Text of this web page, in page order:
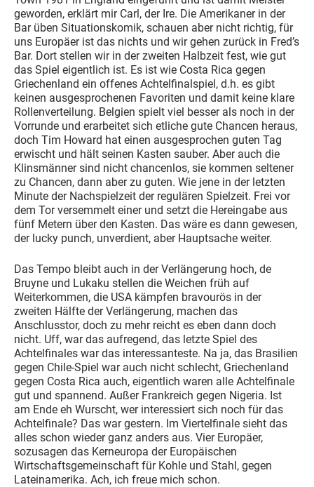
geworden, erklärt mir Carl, der Ire. Die Amerikaner in der
Bar üben Situationskomik, schauen aber nicht richtig, für
uns Europäer ist das nichts und wir gehen zurück in Fred’s
Bar. Dort stellen wir in der zweiten Halbzeit fest, wie gut
das Spiel eigentlich ist. Es ist wie Costa Rica gegen
Griechenland ein offenes Achtelfinalspiel, d.h. es gibt
keinen ausgesprochenen Favoriten und damit keine klare
Rollenverteilung. Belgien spielt viel besser als noch in der
Vorrunde und erarbeitet sich etliche gute Chancen heraus,
doch Tim Howard hat einen ausgesprochen guten Tag
erwischt und hält seinen Kasten sauber. Aber auch die
Klinsmänner sind nicht chancenlos, sie kommen seltener
zu Chancen, dann aber zu guten. Wie jene in der letzten
Minute der Nachspielzeit der regulären Spielzeit. Frei vor
dem Tor versemmelt einer und setzt die Hereingabe aus
fünf Metern über den Kasten. Das wäre es dann gewesen,
der lucky punch, unverdient, aber Hauptsache weiter.
Das Tempo bleibt auch in der Verlängerung hoch, de
Bruyne und Lukaku stellen die Weichen früh auf
Weiterkommen, die USA kämpfen bravourös in der
zweiten Hälfte der Verlängerung, machen das
Anschlusstor, doch zu mehr reicht es eben dann doch
nicht. Uff, war das aufregend, das letzte Spiel des
Achtelfinales war das interessanteste. Na ja, das Brasilien
gegen Chile-Spiel war auch nicht schlecht, Griechenland
gegen Costa Rica auch, eigentlich waren alle Achtelfinale
gut und spannend. Außer Frankreich gegen Nigeria. Ist
am Ende eh Wurscht, wer interessiert sich noch für das
Achtelfinale? Das war gestern. Im Viertelfinale sieht das
alles schon wieder ganz anders aus. Vier Europäer,
sozusagen das Kerneuropa der Europäischen
Wirtschaftsgemeinschaft für Kohle und Stahl, gegen
Lateinamerika. Ach, ich freue mich schon.